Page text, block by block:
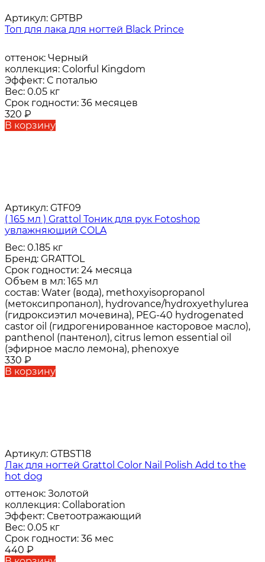
Артикул: GPTBP
Топ для лака для ногтей Black Prince
оттенок: Черный
коллекция: Colorful Kingdom
Эффект: С поталью
Вес: 0.05 кг
Срок годности: 36 месяцев
320 ₽
В корзину
Артикул: GTF09
( 165 мл ) Grattol Тоник для рук Fotoshop
увлажняющий COLA
Вес: 0.185 кг
Бренд: GRATTOL
Срок годности: 24 месяца
Объем в мл: 165 мл
состав: Water (вода), methoxyisopropanol
(метоксипропанол), hydrovance/hydroxyethylurea
(гидроксиэтил мочевина), PEG-40 hydrogenated
castor oil (гидрогенированное касторовое масло),
panthenol (пантенол), citrus lemon essential oil
(эфирное масло лемона), phenoxye
330 ₽
В корзину
Артикул: GTBST18
Лак для ногтей Grattol Color Nail Polish Add to the
hot dog
оттенок: Золотой
коллекция: Collaboration
Эффект: Светоотражающий
Вес: 0.05 кг
Срок годности: 36 мес
440 ₽